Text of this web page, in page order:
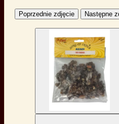
Poprzednie zdjęcie Następne